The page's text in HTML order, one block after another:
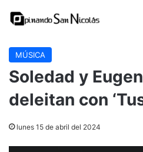
MÚSICA
Soledad y
deleitan con
lunes 15 de abril del 2024